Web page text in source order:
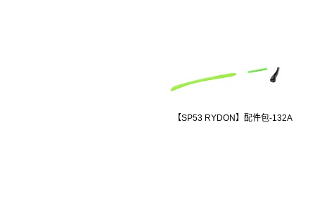
【SP53 RYDON】配件包-132A